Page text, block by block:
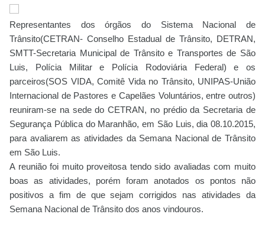
Representantes dos órgãos do Sistema Nacional de
Trânsito(CETRAN- Conselho Estadual de Trânsito, DETRAN,
SMTT-Secretaria Municipal de Trânsito e Transportes de São
Luis, Polícia Militar e Polícia Rodoviária Federal) e os
parceiros(SOS VIDA, Comitê Vida no Trânsito, UNIPAS-União
Internacional de Pastores e Capelães Voluntários, entre outros)
reuniram-se na sede do CETRAN, no prédio da Secretaria de
Segurança Pública do Maranhão, em São Luis, dia 08.10.2015,
para avaliarem as atividades da Semana Nacional de Trânsito
em São Luis.
A reunião foi muito proveitosa tendo sido avaliadas com muito
boas as atividades, porém foram anotados os pontos não
positivos a fim de que sejam corrigidos nas atividades da
Semana Nacional de Trânsito dos anos vindouros.